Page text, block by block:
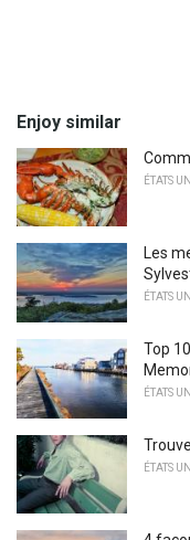
Enjoy similar
ÉTATS
Les
ÉTATS
Top
ÉTATS
ÉTATS